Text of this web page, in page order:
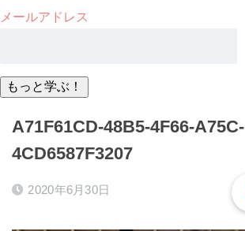
メールアドレス
A71F61CD-48B5-4F66-A75C-
4CD6587F3207
2020年6月30日